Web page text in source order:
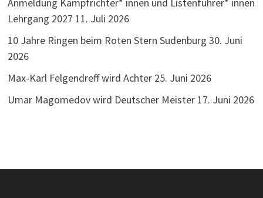
Lehrgang 2027 11. Juli 2026
10 Jahre Ringen beim Roten Stern Sudenburg 30. Juni
2026
Max-Karl Felgendreff wird Achter 25. Juni 2026
Umar Magomedov wird Deutscher Meister 17. Juni 2026